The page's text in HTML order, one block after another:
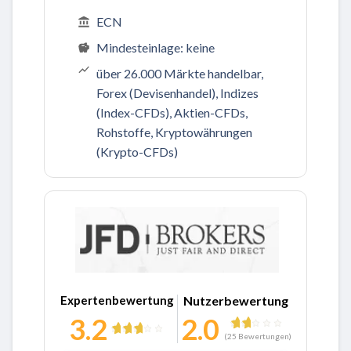
ECN
Mindesteinlage: keine
über 26.000 Märkte handelbar,
Forex (Devisenhandel), Indizes
(Index-CFDs), Aktien-CFDs,
Rohstoffe, Kryptowährungen
(Krypto-CFDs)
Expertenbewertung
3.2
Nutzerbewertung
2.0 (25 Bewertungen)